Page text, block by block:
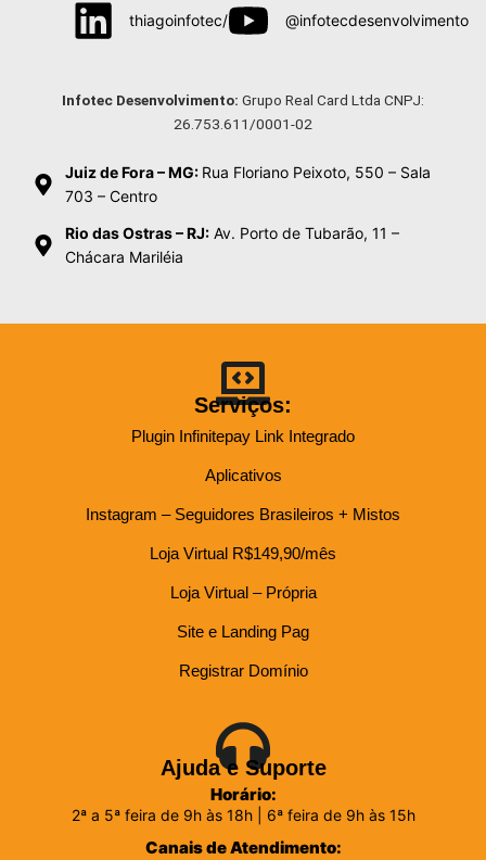
thiagoinfotec/ @infotecdesenvolvimento
Infotec Desenvolvimento: Grupo Real Card Ltda CNPJ:
26.753.611/0001-02
Juiz de Fora – MG: Rua Floriano Peixoto, 550 – Sala
703 – Centro
Rio das Ostras – RJ: Av. Porto de Tubarão, 11 –
Chácara Mariléia
Serviços:
Plugin Infinitepay Link Integrado
Aplicativos
Instagram – Seguidores Brasileiros + Mistos
Loja Virtual R$149,90/mês
Loja Virtual – Própria
Site e Landing Pag
Registrar Domínio
Ajuda e Suporte
Horário:
2ª a 5ª feira de 9h às 18h | 6ª feira de 9h às 15h
Canais de Atendimento: